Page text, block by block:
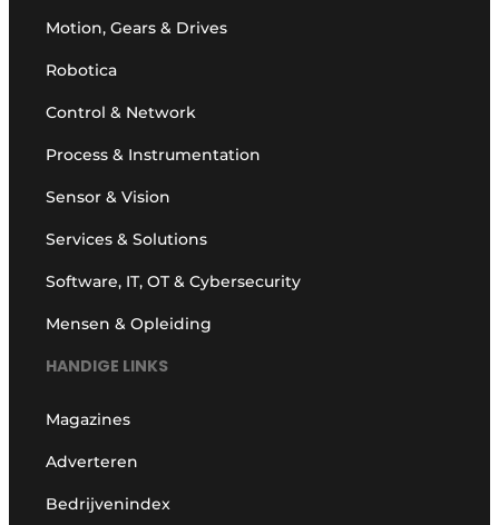
Motion, Gears & Drives
Robotica
Control & Network
Process & Instrumentation
Sensor & Vision
Services & Solutions
Software, IT, OT & Cybersecurity
Mensen & Opleiding
HANDIGE LINKS
Magazines
Adverteren
Bedrijvenindex